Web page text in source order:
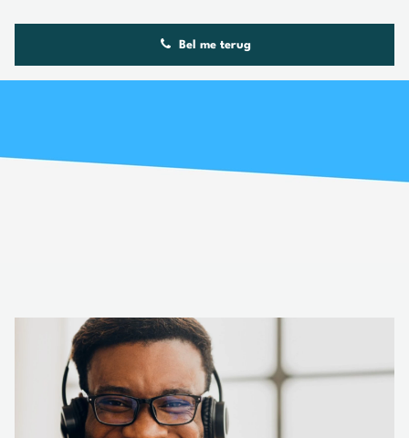
Bel me terug